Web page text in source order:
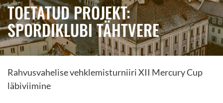
TOETATUD PROJEKT:
SPORDIKLUBI TÄHTVERE
Rahvusvahelise vehklemisturniiri XII Mercury Cup
läbiviimine